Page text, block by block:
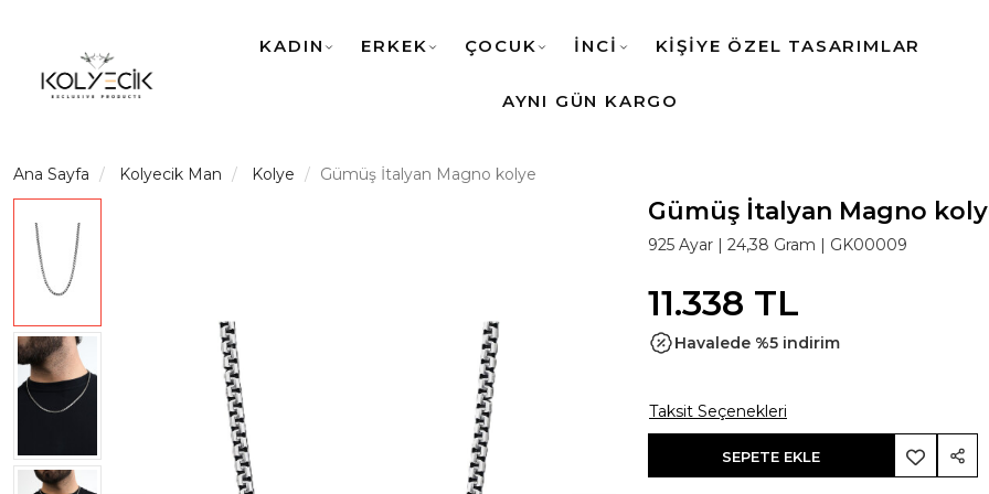
KADIN ERKEK ÇOCUK İNCİ KİŞİYE ÖZEL TASARIMLAR
AYNI GÜN KARGO
Ana Sayfa Kolyecik Man Kolye Gümüş İtalyan Magno kolye
Gümüş İtalyan Magno
925 Ayar | 24,38 Gram | GK00009
11.338 TL
Havalede %5 indirim
Taksit Seçenekleri
SEPETE EKLE